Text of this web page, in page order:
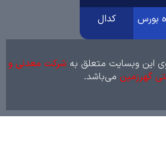
کدال
متعلق بهشرکت معدنی و
می‌باشد.